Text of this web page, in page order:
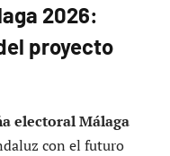
2026:
proyecto
electoral Málaga
con el futuro